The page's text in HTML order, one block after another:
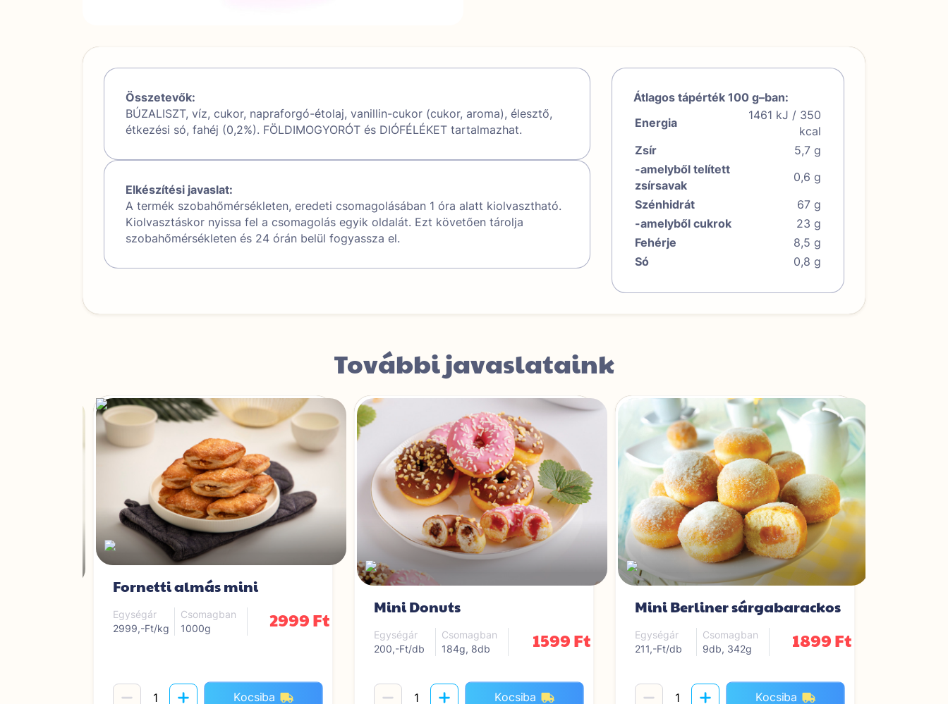
Összetevők:
BÚZALISZT, víz, cukor, napraforgó-étolaj, vanillin-cukor (cukor, aroma), élesztő,
étkezési só, fahéj (0,2%). FÖLDIMOGYORÓT és DIÓFÉLÉKET tartalmazhat.
Elkészítési javaslat:
A termék szobahőmérsékleten, eredeti csomagolásában 1 óra alatt kiolvasztható.
Kiolvasztáskor nyissa fel a csomagolás egyik oldalát. Ezt követően tárolja
szobahőmérsékleten és 24 órán belül fogyassza el.
Átlagos tápérték 100 g–ban:
Energia
1461 kJ / 350
kcal
Zsír
5,7 g
-amelyből telített
zsírsavak
0,6 g
Szénhidrát
67 g
-amelyből cukrok
23 g
Fehérje
8,5 g
Só
0,8 g
További javaslataink
Fornetti almás mini
Egységár
2999,-Ft/kg
Csomagban
1000g
2999 Ft
Kocsiba
Mini Donuts
Egységár
200,-Ft/db
Csomagban
184g, 8db
1599 Ft
Kocsiba
Mini Berliner sárgabarackos
Egységár
211,-Ft/db
Csomagban
9db, 342g
1899 Ft
Kocsiba